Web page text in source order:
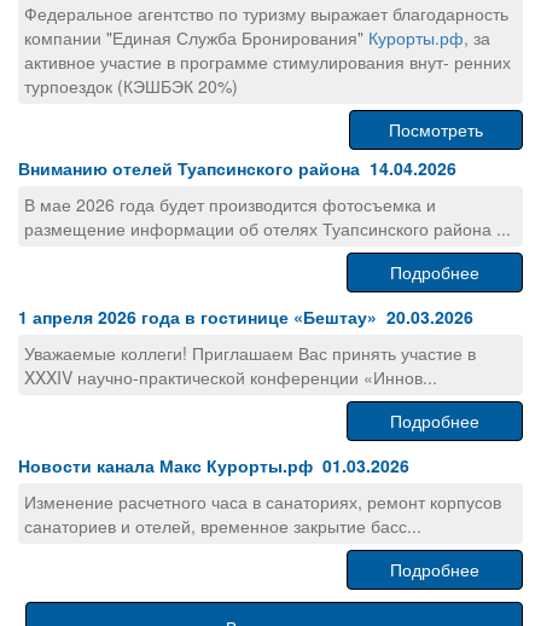
Федеральное агентство по туризму выражает благодарность
компании "Единая Служба Бронирования" Курорты.рф, за
активное участие в программе стимулирования внут- ренних
турпоездок (КЭШБЭК 20%)
Посмотреть
Вниманию отелей Туапсинского района 14.04.2026
В мае 2026 года будет производится фотосъемка и
размещение информации об отелях Туапсинского района ...
Подробнее
1 апреля 2026 года в гостинице «Бештау» 20.03.2026
Уважаемые коллеги! Приглашаем Вас принять участие в
XXXIV научно-практической конференции «Иннов...
Подробнее
Новости канала Макс Курорты.рф 01.03.2026
Изменение расчетного часа в санаториях, ремонт корпусов
санаториев и отелей, временное закрытие басс...
Подробнее